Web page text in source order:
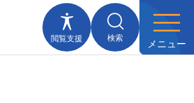
閲覧支援 検索
メニュー